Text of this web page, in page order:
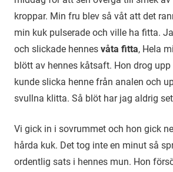
kroppar. Min fru blev så våt att det
min kuk pulserade och ville ha fitta.
och slickade hennes våta fitta, Hela
blött av hennes kåtsaft. Hon drog
kunde slicka henne från analen och
svullna klitta. Så blöt har jag aldrig
Vi gick in i sovrummet och hon gick
hårda kuk. Det tog inte en minut så
ordentlig sats i hennes mun. Hon